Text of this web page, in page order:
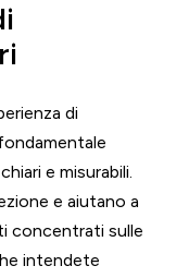
di
e misurabili.
e aiutano a
concentrati sulle
intendete